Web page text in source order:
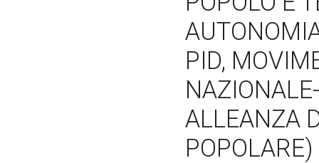
PID,
ALLEANZA